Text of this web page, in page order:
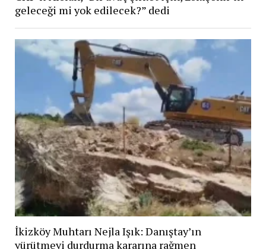
geleceği mi yok edilecek?” dedi
İkizköy Muhtarı Nejla Işık: Danıştay’ın
yürütmeyi durdurma kararına rağmen